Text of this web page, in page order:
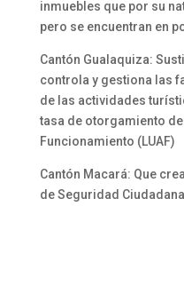
inmuebles que por su
pero se encuentran en
Cantón Gualaquiza:
controla y gestiona las
de las actividades
tasa de otorgamiento
Funcionamiento (LUAF)
Cantón Macará: Que
de Seguridad